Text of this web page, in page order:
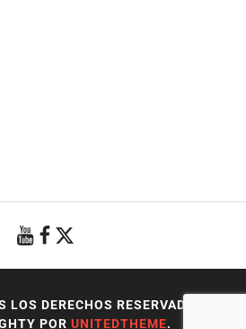
LOS DERECHOS RESERVADOS
POR UNITEDTHEME.